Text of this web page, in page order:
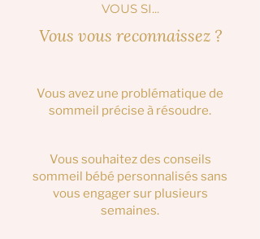
VOUS SI...
Vous vous reconnaissez ?
Vous avez une problématique de
sommeil précise à résoudre.
Vous souhaitez des conseils
sommeil bébé personnalisés sans
vous engager sur plusieurs
semaines.